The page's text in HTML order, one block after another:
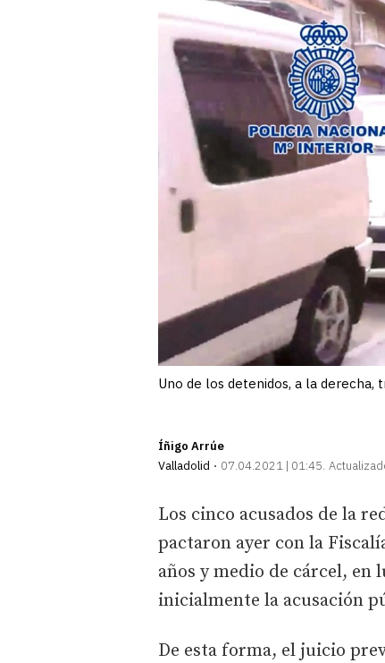
Uno de los detenidos, a la derecha,
Íñigo Arrúe
Valladolid
07.04.2021 | 01:45
Los cinco acusados de la
pactaron ayer con la
años y medio de cárcel, en
inicialmente la acusación
De esta forma, el juicio